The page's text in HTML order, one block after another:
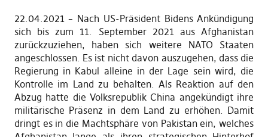
22.04.2021 – Nach US-Präsident Bidens Ankündigung
sich bis zum 11. September 2021 aus Afghanistan
zurückzuziehen, haben sich weitere NATO Staaten
angeschlossen. Es ist nicht davon auszugehen, dass die
Regierung in Kabul alleine in der Lage sein wird, die
Kontrolle im Land zu behalten. Als Reaktion auf den
Abzug hatte die Volksrepublik China angekündigt ihre
militärische Präsenz in dem Land zu erhöhen. Damit
dringt es in die Machtsphäre von Pakistan ein, welches